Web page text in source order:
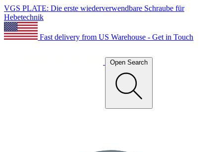
VGS PLATE: Die erste wiederverwendbare Schraube für
Hebetechnik
Fast delivery from US Warehouse - Get in Touch
Open Search